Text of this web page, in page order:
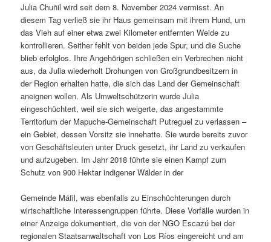
Julia Chuñil wird seit dem 8. November 2024 vermisst. An
diesem Tag verließ sie ihr Haus gemeinsam mit ihrem Hund, um
das Vieh auf einer etwa zwei Kilometer entfernten Weide zu
kontrollieren. Seither fehlt von beiden jede Spur, und die Suche
blieb erfolglos. Ihre Angehörigen schließen ein Verbrechen nicht
aus, da Julia wiederholt Drohungen von Großgrundbesitzern in
der Region erhalten hatte, die sich das Land der Gemeinschaft
aneignen wollen. Als Umweltschützerin wurde Julia
eingeschüchtert, weil sie sich weigerte, das angestammte
Territorium der Mapuche-Gemeinschaft Putreguel zu verlassen –
ein Gebiet, dessen Vorsitz sie innehatte. Sie wurde bereits zuvor
von Geschäftsleuten unter Druck gesetzt, ihr Land zu verkaufen
und aufzugeben. Im Jahr 2018 führte sie einen Kampf zum
Schutz von 900 Hektar indigener Wälder in der
Gemeinde Máfil, was ebenfalls zu Einschüchterungen durch
wirtschaftliche Interessengruppen führte. Diese Vorfälle wurden in
einer Anzeige dokumentiert, die von der NGO Escazú bei der
regionalen Staatsanwaltschaft von Los Ríos eingereicht und am